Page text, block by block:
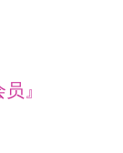
』